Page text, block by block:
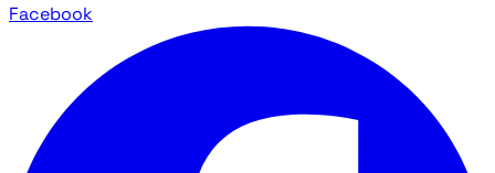
Facebook